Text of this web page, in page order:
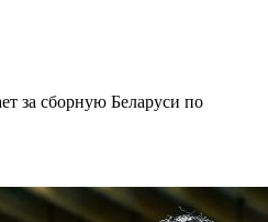
за сборную Беларуси по